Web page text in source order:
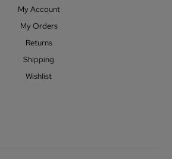
My Account
My Orders
Returns
Shipping
Wishlist